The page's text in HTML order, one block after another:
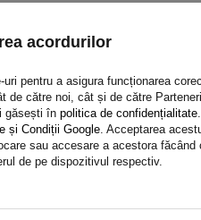
balamale laterale BSCHG 40-A
acordurilor
uri pentru a asigura funcționarea
de către noi, cât și de către
găsești în politica de confidențialitate
și Condiții Google. Acceptarea
sau accesare a acestora
de pe dispozitivul respectiv.